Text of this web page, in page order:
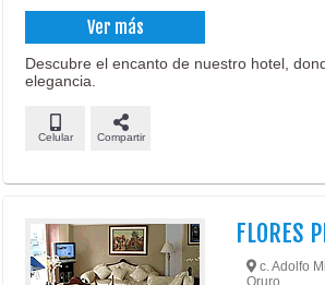
Ver más
Descubre el encanto de nuestro hotel,
elegancia.
Celular Compartir
FLORES
c. Adolfo
Oruro,